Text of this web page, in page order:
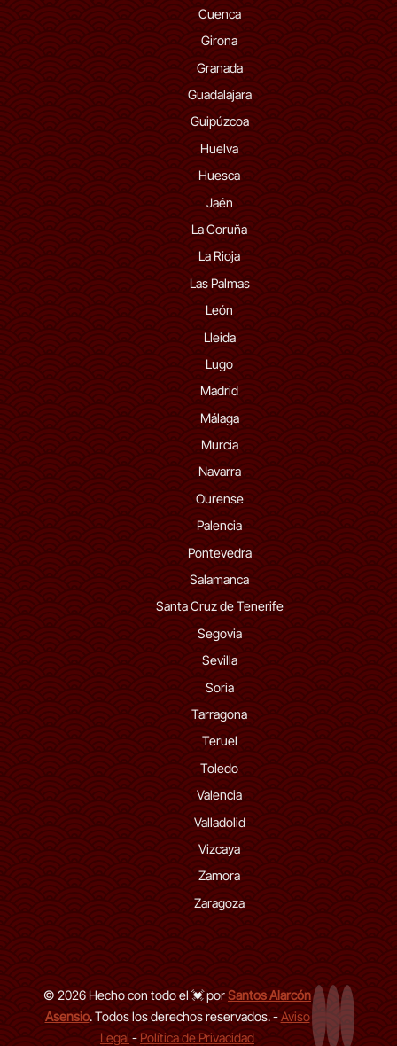
Cuenca
Girona
Granada
Guadalajara
Guipúzcoa
Huelva
Huesca
Jaén
La Coruña
La Rioja
Las Palmas
León
Lleida
Lugo
Madrid
Málaga
Murcia
Navarra
Ourense
Palencia
Pontevedra
Salamanca
Santa Cruz de Tenerife
Segovia
Sevilla
Soria
Tarragona
Teruel
Toledo
Valencia
Valladolid
Vizcaya
Zamora
Zaragoza
© 2026 Hecho con todo el 💓 porSantos Alarcón
Asensio. Todos los derechos reservados. -Aviso
Legal - Política de Privacidad
Página Web
LinkedIn
GitHub